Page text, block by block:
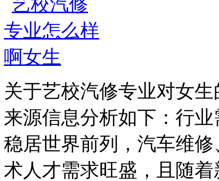
关于艺校汽修专业对女
来源信息分析如下：行
稳居世界前列，汽车维
术人才需求旺盛，且随